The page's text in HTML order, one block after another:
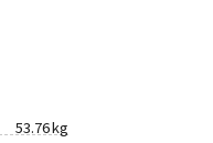
53.76 kg